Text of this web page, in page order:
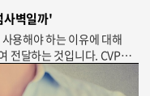
사벽일까'
용해야 하는 이유에 대해
전달하는 것입니다. CVP의
째조건인 경쟁상품의
겠습니다.